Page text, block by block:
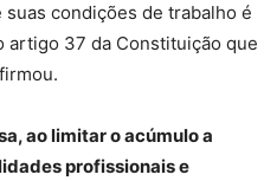
condições de trabalho é
artigo 37 da Constituição que
ao limitar o acúmulo a
profissionais e